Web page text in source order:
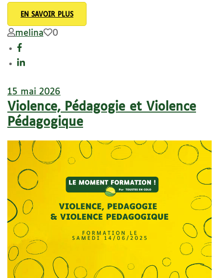
EN SAVOIR PLUS
melina 0
15 mai 2026
Violence, Pédagogie et Violence
Pédagogique